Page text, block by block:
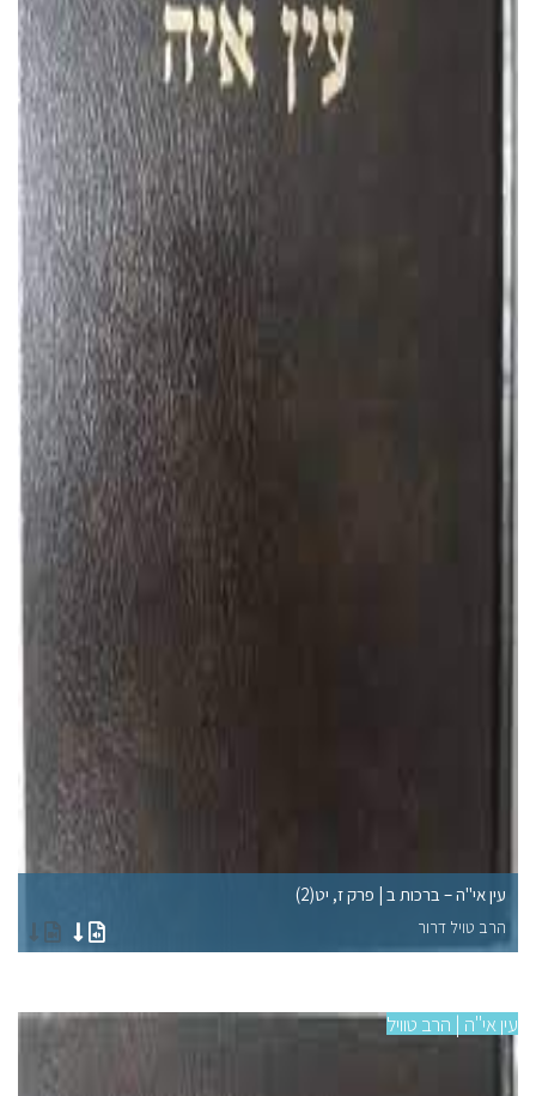
עין אי"ה – ברכות ב | פרק ז, יט(2)
הרב טויל דרור
עין אי"ה | הרב טוויל